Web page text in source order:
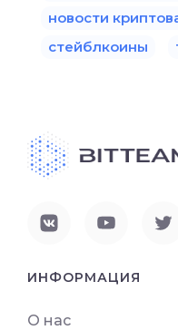
новости
стейблкоины
ИНФОРМАЦИЯ
О нас